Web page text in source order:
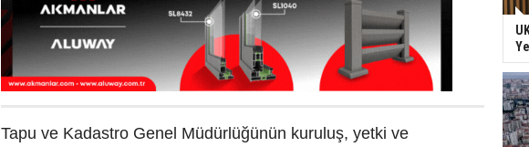
Tapu ve Kadastro Genel Müdürlüğünün kuruluş, yetki ve